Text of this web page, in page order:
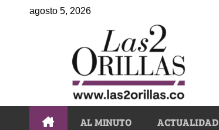
agosto 5, 2026
AL MINUTO ACTUALIDAD